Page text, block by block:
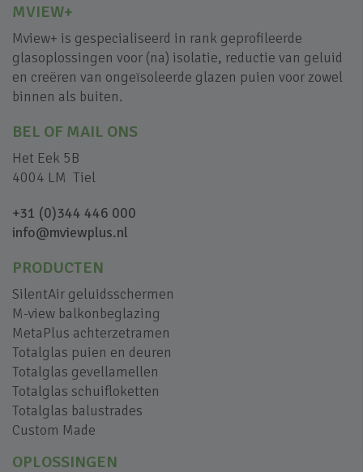
MVIEW+
Mview+ is gespecialiseerd in rank geprofileerde
glasoplossingen voor (na) isolatie, reductie van geluid
en creëren van ongeïsoleerde glazen puien voor zowel
binnen als buiten.
BEL OF MAIL ONS
Het Eek 5B
4004 LM Tiel
+31 (0)344 446 000
info@mviewplus.nl
PRODUCTEN
SilentAir geluidsschermen
M-view balkonbeglazing
MetaPlus achterzetramen
Totalglas puien en deuren
Totalglas gevellamellen
Totalglas schuifloketten
Totalglas balustrades
Custom Made
OPLOSSINGEN